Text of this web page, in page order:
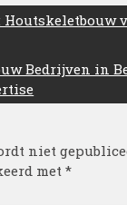
Bedrijven in
niet
met*